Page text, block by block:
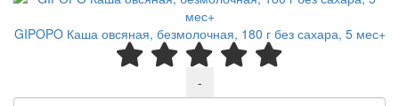
GIPOPO Каша овсяная, безмолочная, 180 г без сахара, 5 мес+
-